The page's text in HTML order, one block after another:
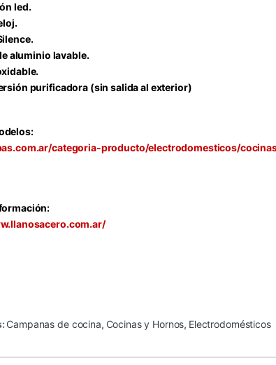
led.
aluminio lavable.
purificadora (sin salida al exterior)
categoria-producto/electrodomesticos/
Campanas de cocina, Cocinas y Hornos, Electrodomésticos